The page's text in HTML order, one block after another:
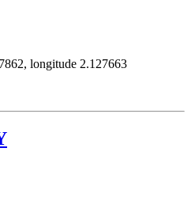
longitude 2.127663